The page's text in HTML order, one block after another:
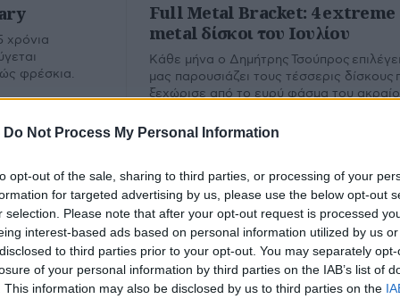
Do Not Process My Personal Information
opt-out of the sale, sharing to third parties, or processing of your
for targeted advertising by us, please use the below opt-out
selection. Please note that after your opt-out request is processed
interest-based ads based on personal information utilized by us
to third parties prior to your opt-out. You may separately
of your personal information by third parties on the IAB’s list of
This information may also be disclosed by us to third parties on the
χρόνια
φρέσκια.
Full Metal Bracket: 4 extreme
metal δίσκοι του Ιουλίου
Κάθε μήνα ο Δημήτρης Τσούπρος
μας παρουσιάζει τους τέσσερις δίσκους
ξεχώρισε από το ευρύ φάσμα του